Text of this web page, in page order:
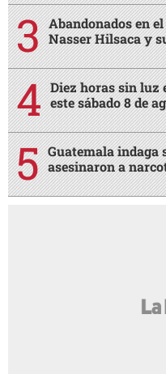
Abandonados en
Nasser Hilsaca y
Diez horas sin luz
este sábado 8 de
Guatemala indaga
asesinaron a